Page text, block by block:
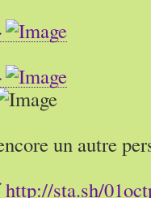
un autre
http://sta.sh/